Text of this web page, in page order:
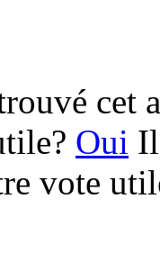
cet
Oui
vote